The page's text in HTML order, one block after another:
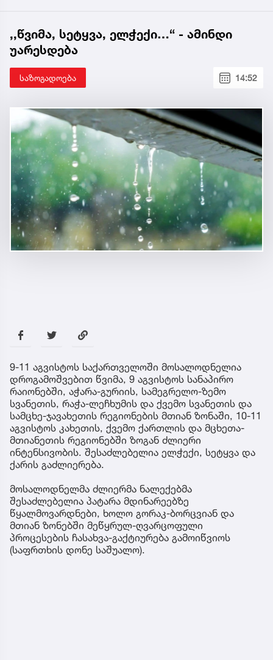
,,წვიმა, სეტყვა, ელჭექი…“ - ამინდი
უარესდება
საზოგადოება 14:52
9-11 აგვისტოს საქართველოში მოსალოდნელია
დროგამოშვებით წვიმა, 9 აგვისტოს სანაპირო
რაიონებში, აჭარა-გურიის, სამეგრელო-ზემო
სვანეთის, რაჭა-ლეჩხუმის და ქვემო სვანეთის და
სამცხე-ჯავახეთის რეგიონების მთიან ზონაში, 10-11
აგვისტოს კახეთის, ქვემო ქართლის და მცხეთა-
მთიანეთის რეგიონებში ზოგან ძლიერი
ინტენსივობის. შესაძლებელია ელჭექი, სეტყვა და
ქარის გაძლიერება.
მოსალოდნელმა ძლიერმა ნალექებმა
შესაძლებელია პატარა მდინარეებზე
წყალმოვარდნები, ხოლო გორაკ-ბორცვიან და
მთიან ზონებში მეწყრულ-ღვარცოფული
პროცესების ჩასახვა-გაქტიურება გამოიწვიოს
(საფრთხის დონე საშუალო).